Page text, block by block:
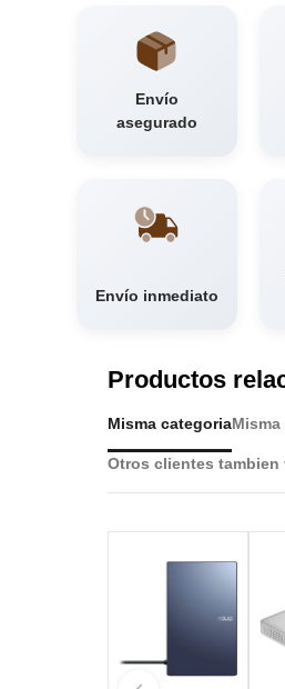
Envío
asegurado
Envío inmediato
Productos
Misma categoriaMisma
Otros clientes tambien